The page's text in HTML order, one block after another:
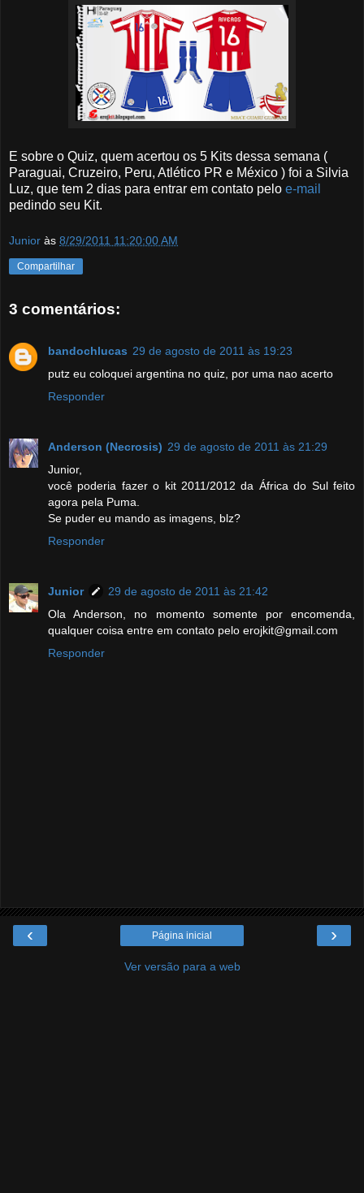
E sobre o Quiz, quem acertou os 5 Kits dessa semana (
Paraguai, Cruzeiro, Peru, Atlético PR e México ) foi a Silvia
Luz, que tem 2 dias para entrar em contato pelo e-mail
pedindo seu Kit.
Junior às 8/29/2011 11:20:00 AM
Compartilhar
3 comentários:
bandochlucas 29 de agosto de 2011 às 19:23
putz eu coloquei argentina no quiz, por uma nao acerto
Responder
Anderson (Necrosis) 29 de agosto de 2011 às 21:29
Junior,
você poderia fazer o kit 2011/2012 da África do Sul feito
agora pela Puma.
Se puder eu mando as imagens, blz?
Responder
Junior
29 de agosto de 2011 às 21:42
Ola Anderson, no momento somente por encomenda,
qualquer coisa entre em contato pelo erojkit@gmail.com
Responder
‹ ›
Página inicial
Ver versão para a web